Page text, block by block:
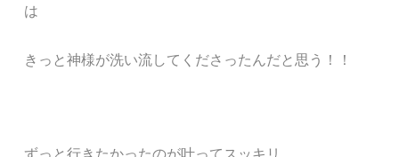
は
きっと神様が洗い流してくださったんだと思う！！
ずっと行きたかったのが叶ってスッキリ、